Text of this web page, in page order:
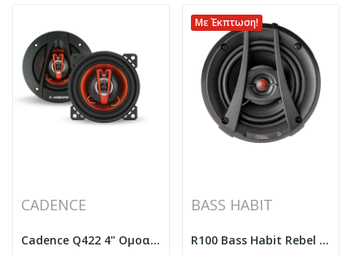
CADENCE
Cadence Q422 4" Ομοαξονικά ηχεία δύο δρόμων
Με Έκπτωση!
BASS HABIT
R100 Bass Habit Rebel Ηχεία Αυτοκινήτου 4"...